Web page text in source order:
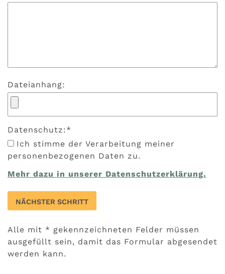
Dateianhang:
Datenschutz:*
Ich stimme der Verarbeitung meiner
personenbezogenen Daten zu.
Mehr dazu in unserer Datenschutzerklärung.
Alle mit * gekennzeichneten Felder müssen
ausgefüllt sein, damit das Formular abgesendet
werden kann.